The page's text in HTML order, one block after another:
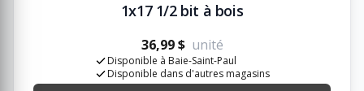
1x17 1/2 bit à bois
36,99 $ unité
Disponible à Baie-Saint-Paul
Disponible dans d'autres magasins